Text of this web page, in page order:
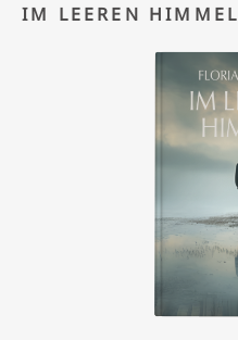
IM LEEREN HIMMEL